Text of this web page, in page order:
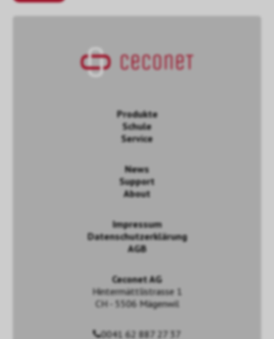
Produkte
Schule
Service
News
Support
About
Impressum
Datenschutzerklärung
AGB
Ceconet AG
Hintermättlistrasse 1
CH - 5506 Mägenwil
0041 62 887 27 37